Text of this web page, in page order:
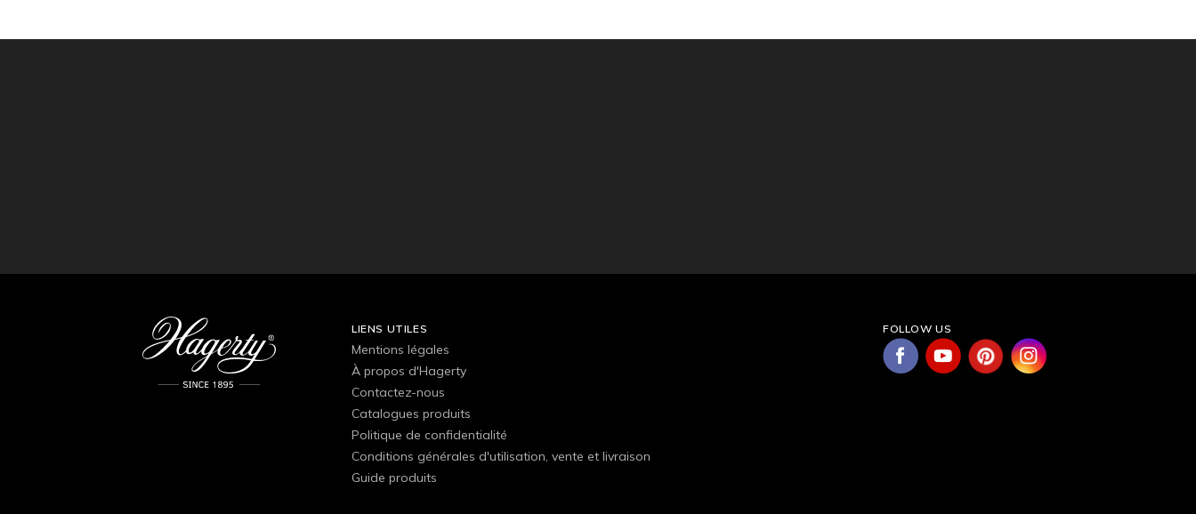
LIENS UTILES
Mentions légales
À propos d'Hagerty
Contactez-nous
Catalogues produits
Politique de confidentialité
Conditions générales d'utilisation, vente et livraison
Guide produits
FOLLOW US